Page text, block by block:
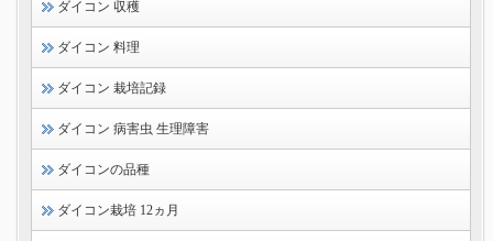
ダイコン 収穫
ダイコン 料理
ダイコン 栽培記録
ダイコン 病害虫 生理障害
ダイコンの品種
ダイコン栽培 12ヵ月